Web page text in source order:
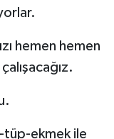
hemen hemen
tüp-ekmek ile